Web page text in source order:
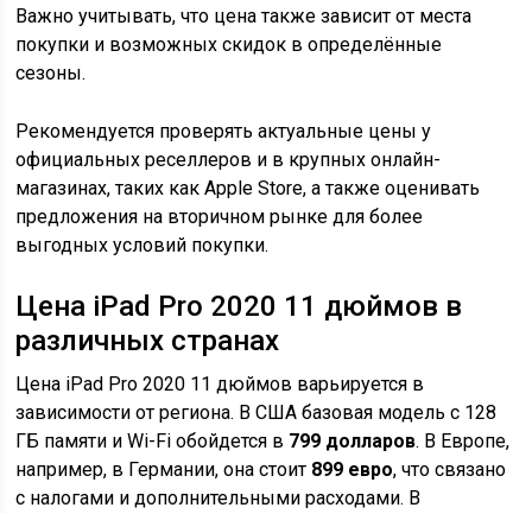
Важно учитывать, что цена также зависит от места
покупки и возможных скидок в определённые
сезоны.
Рекомендуется проверять актуальные цены у
официальных реселлеров и в крупных онлайн-
магазинах, таких как Apple Store, а также оценивать
предложения на вторичном рынке для более
выгодных условий покупки.
Цена iPad Pro 2020 11 дюймов в
различных странах
Цена iPad Pro 2020 11 дюймов варьируется в
зависимости от региона. В США базовая модель с 128
ГБ памяти и Wi-Fi обойдется в 799 долларов. В Европе,
например, в Германии, она стоит 899 евро, что связано
с налогами и дополнительными расходами. В